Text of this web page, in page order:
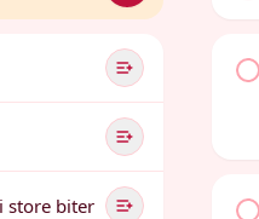
store biter